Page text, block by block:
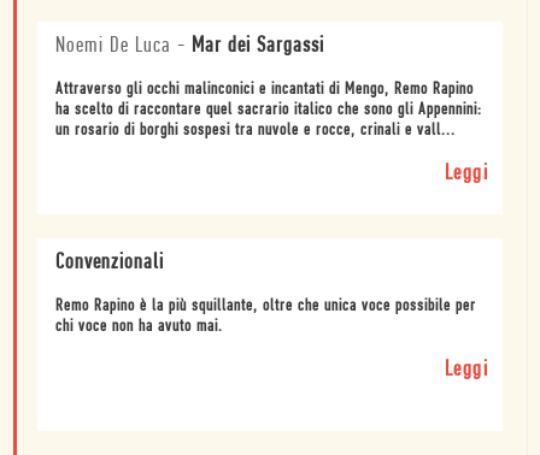
Noemi De Luca - Mar dei Sargassi
Attraverso gli occhi malinconici e incantati di Mengo, Remo Rapino
ha scelto di raccontare quel sacrario italico che sono gli Appennini:
un rosario di borghi sospesi tra nuvole e rocce, crinali e vall...
Leggi
Convenzionali
Remo Rapino è la più squillante, oltre che unica voce possibile per
chi voce non ha avuto mai.
Leggi